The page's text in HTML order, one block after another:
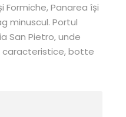
Formiche, Panarea își
minuscul. Portul
San Pietro, unde
caracteristice, botte